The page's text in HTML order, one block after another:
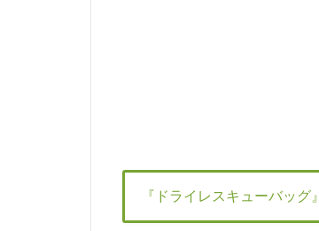
『ドライレスキューバッグ』